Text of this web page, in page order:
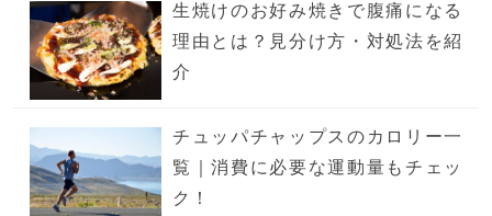
生焼けのお好み焼きで腹痛になる
理由とは？見分け方・対処法を紹
介
チュッパチャップスのカロリー一
覧｜消費に必要な運動量もチェッ
ク！